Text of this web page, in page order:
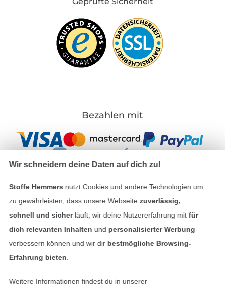
Bezahlen mit
Unsere Versandpartner
Wir schneidern deine Daten auf dich zu!
Stoffe Hemmers nutzt Cookies und andere Technologien um
zu gewährleisten, dass unsere Webseite zuverlässig,
schnell und sicherläuft; wir deine Nutzererfahrung mitfür
dich relevanten Inhalten und personalisierter Werbung
verbessern können und wir dir bestmögliche Browsing-
Erfahrung bieten
Weitere Informationen findest du in unserer